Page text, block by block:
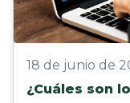
18 de junio de
¿Cuáles son